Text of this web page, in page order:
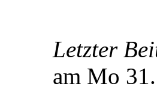
Letzter
am Mo